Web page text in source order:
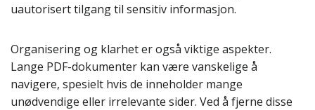
uautorisert tilgang til sensitiv informasjon.
Organisering og klarhet er også viktige aspekter.
Lange PDF-dokumenter kan være vanskelige å
navigere, spesielt hvis de inneholder mange
unødvendige eller irrelevante sider. Ved å fjerne disse